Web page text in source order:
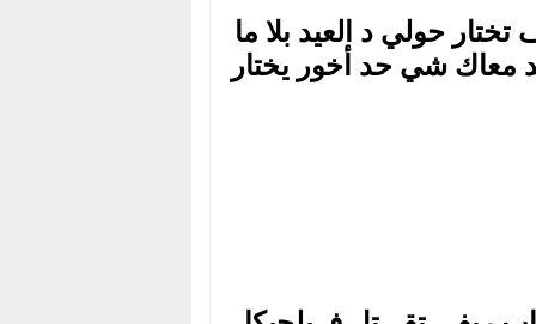
تختار حولي د العيد بلا ما
معاك شي حد أخور يختار